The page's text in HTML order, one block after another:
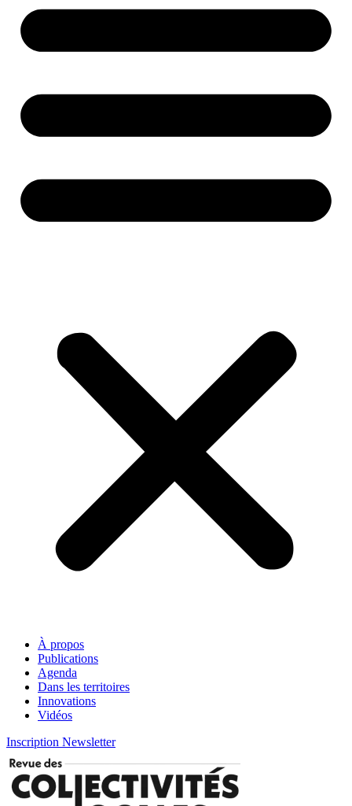
À propos
Publications
Agenda
Dans les territoires
Innovations
Vidéos
Inscription Newsletter